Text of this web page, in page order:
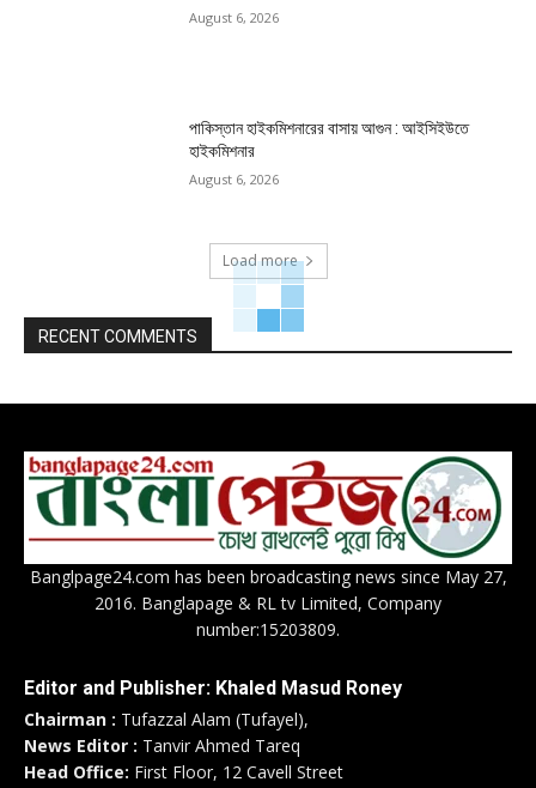
August 6, 2026
পাকিস্তান হাইকমিশনারের বাসায় আগুন : আইসিইউতে
হাইকমিশনার
August 6, 2026
Load more
RECENT COMMENTS
Banglpage24.com has been broadcasting news since May 27,
2016. Banglapage & RL tv Limited, Company
number:15203809.
Editor and Publisher: Khaled Masud Roney
Chairman : Tufazzal Alam (Tufayel),
News Editor : Tanvir Ahmed Tareq
Head Office: First Floor, 12 Cavell Street